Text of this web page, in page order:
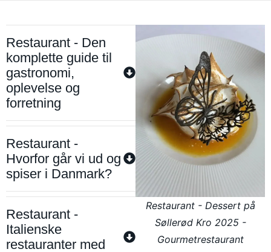
Restaurant - Den
komplette guide til
gastronomi,
oplevelse og
forretning
Restaurant -
Hvorfor går vi ud og
spiser i Danmark?
Restaurant -
Italienske
restauranter med
Restaurant - Dessert på
Søllerød Kro 2025 -
Gourmetrestaurant